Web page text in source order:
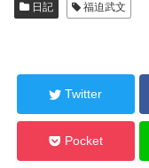
日記 福迫武文
Twitter
Pocket